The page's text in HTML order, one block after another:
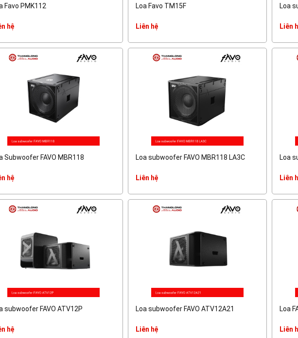
Favo PMK112
hệ
Loa Favo TM15F
Liên hệ
Loa
Liên
Subwoofer FAVO MBR118
hệ
Loa subwoofer FAVO MBR118 LA3C
Liên hệ
Loa
Liên
subwoofer FAVO ATV12P
hệ
Loa subwoofer FAVO ATV12A21
Liên hệ
Loa
Liên